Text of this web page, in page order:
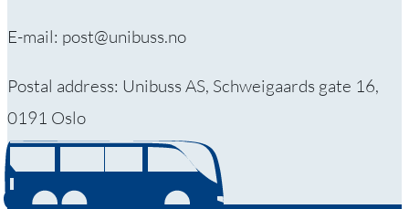
E-mail: post@unibuss.no
Postal address: Unibuss AS, Schweigaards gate 16,
0191 Oslo